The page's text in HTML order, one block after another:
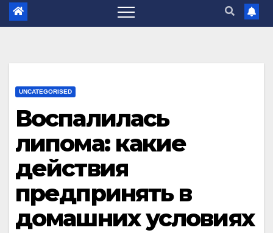
UNCATEGORISED
Воспалилась
липома: какие
действия
предпринять в
домашних условиях